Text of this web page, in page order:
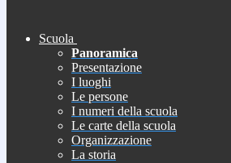
Scuola
Panoramica
Presentazione
I luoghi
Le persone
I numeri della scuola
Le carte della scuola
Organizzazione
La storia